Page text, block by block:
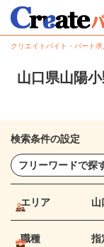
クリエイトバイト・パート求
山口県山陽
検索条件の設定
エリア 山
職種 指